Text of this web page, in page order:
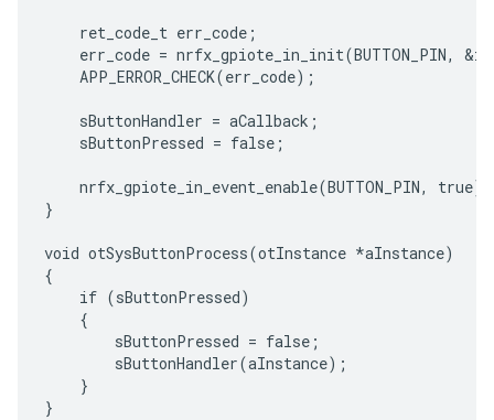
    ret_code_t err_code;
err_code = nrfx_gpiote_in_init(BUTTON_PIN,
    APP_ERROR_CHECK(err_code);
    sButtonHandler = aCallback;
    sButtonPressed = false;
    nrfx_gpiote_in_event_enable(BUTTON_PIN, true);
}
void otSysButtonProcess(otInstance *aInstance)
{
    if (sButtonPressed)
    {
        sButtonPressed = false;
        sButtonHandler(aInstance);
    }